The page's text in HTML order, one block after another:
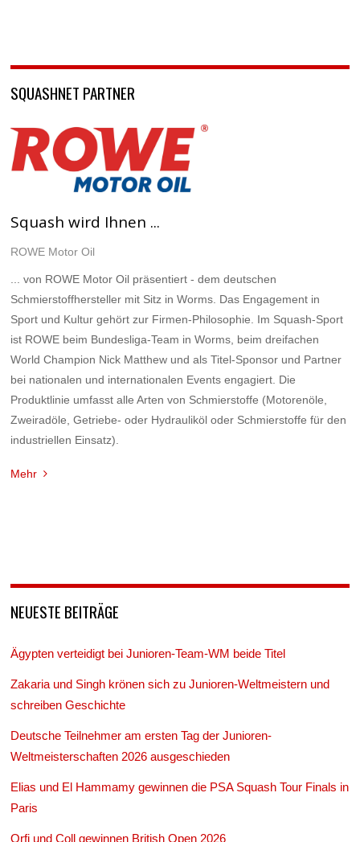
SQUASHNET PARTNER
Squash wird Ihnen ...
ROWE Motor Oil
... von ROWE Motor Oil präsentiert - dem deutschen
Schmierstoffhersteller mit Sitz in Worms. Das Engagement in
Sport und Kultur gehört zur Firmen-Philosophie. Im Squash-Sport
ist ROWE beim Bundesliga-Team in Worms, beim dreifachen
World Champion Nick Matthew und als Titel-Sponsor und Partner
bei nationalen und internationalen Events engagiert. Die
Produktlinie umfasst alle Arten von Schmierstoffe (Motorenöle,
Zweiradöle, Getriebe- oder Hydrauliköl oder Schmierstoffe für den
industriellen Einsatz).
Mehr
NEUESTE BEITRÄGE
Ägypten verteidigt bei Junioren-Team-WM beide Titel
Zakaria und Singh krönen sich zu Junioren-Weltmeistern und
schreiben Geschichte
Deutsche Teilnehmer am ersten Tag der Junioren-
Weltmeisterschaften 2026 ausgeschieden
Elias und El Hammamy gewinnen die PSA Squash Tour Finals in
Paris
Orfi und Coll gewinnen British Open 2026